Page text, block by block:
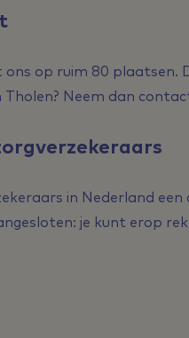
op ruim 80 plaatsen.
Neem dan
in Nederland
je kunt erop